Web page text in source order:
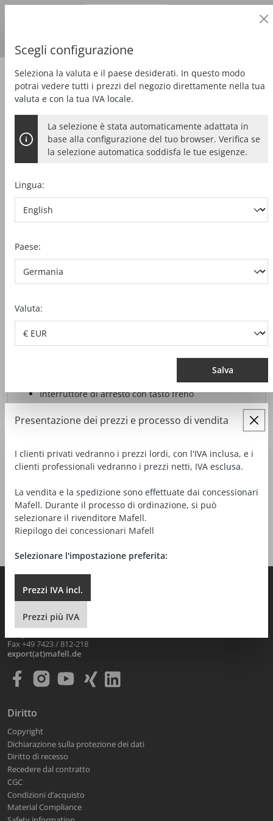
Segare Sega a nastro a manuale
SEGA A NASTRO MANUALE Z 5 EC
Con sistema CUprex, il motore ad alte prestazioni
Interruttore di arresto con tasto freno
Guidalama su cuscinetti a sfera
Angolo lato inclinabile 30°
da5.459,00 €*
MOSTRA ACCESSORI
MAFELL AG
D-78727 Oberndorf / Neckar
Fax +49 7423 / 812-218
export(at)mafell.de
Diritto
Copyright
Dichiarazione sulla protezione dei dati
Diritto di recesso
Recedere dal contratto
CGC
Condizioni d’acquisto
Material Compliance
Presentazione dei prezzi e processo di vendita
I clienti privati vedranno i prezzi lordi, con l'IVA inclusa, e i
clienti professionali vedranno i prezzi netti, IVA esclusa.
La vendita e la spedizione sono effettuate dai concessionari
Mafell. Durante il processo di ordinazione, si può
selezionare il rivenditore Mafell.
Riepilogo dei concessionari Mafell
Selezionare l'impostazione preferita:
Prezzi IVA incl.
Prezzi più IVA
Scegli configurazione
Seleziona la valuta e il paese desiderati. In questo modo
potrai vedere tutti i prezzi del negozio direttamente nella tua
valuta e con la tua IVA locale.
La selezione è stata automaticamente adattata in
base alla configurazione del tuo browser. Verifica se
la selezione automatica soddisfa le tue esigenze.
Lingua:
Paese:
Valuta:
Salva